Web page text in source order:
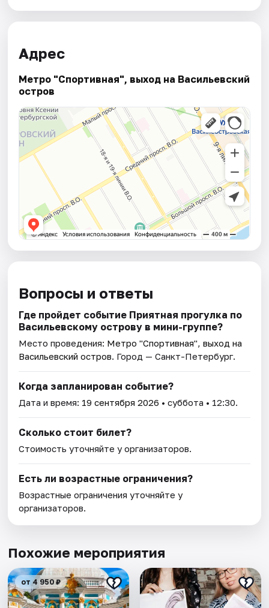
Адрес
Метро "Спортивная", выход на Васильевский
остров
Вопросы и ответы
Где пройдет событие Приятная прогулка по
Васильевскому острову в мини-группе?
Место проведения: Метро "Спортивная", выход на
Васильевский остров. Город — Санкт-Петербург.
Когда запланирован событие?
Дата и время: 19 сентября 2026 • суббота • 12:30.
Сколько стоит билет?
Стоимость уточняйте у организаторов.
Есть ли возрастные ограничения?
Возрастные ограничения уточняйте у
организаторов.
Похожие мероприятия
от 4 950 ₽